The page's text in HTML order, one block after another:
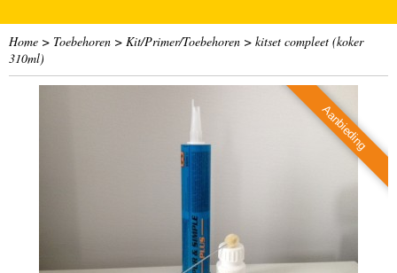
Home > Toebehoren > Kit/Primer/Toebehoren > kitset compleet (koker
310ml)
Aanbieding